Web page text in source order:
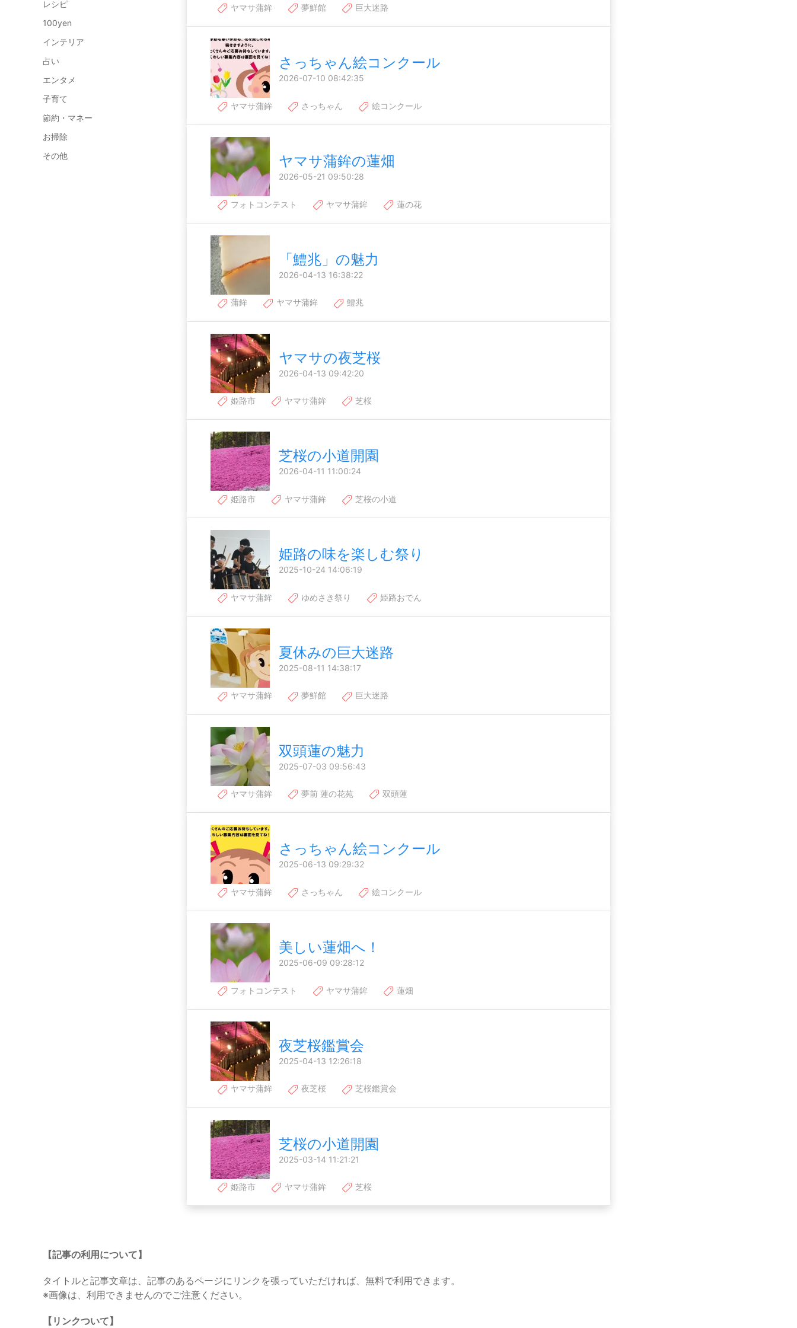
レシピ
100yen
インテリア
占い
エンタメ
子育て
節約・マネー
お掃除
その他
ヤマサ蒲鉾 夢鮮館 巨大迷路
さっちゃん絵コンクール
2026-07-10 08:42:35
ヤマサ蒲鉾 さっちゃん 絵コンクール
ヤマサ蒲鉾の蓮畑
2026-05-21 09:50:28
フォトコンテスト ヤマサ蒲鉾 蓮の花
「鱧兆」の魅力
2026-04-13 16:38:22
蒲鉾 ヤマサ蒲鉾 鱧兆
ヤマサの夜芝桜
2026-04-13 09:42:20
姫路市 ヤマサ蒲鉾 芝桜
芝桜の小道開園
2026-04-11 11:00:24
姫路市 ヤマサ蒲鉾 芝桜の小道
姫路の味を楽しむ祭り
2025-10-24 14:06:19
ヤマサ蒲鉾 ゆめさき祭り 姫路おでん
夏休みの巨大迷路
2025-08-11 14:38:17
ヤマサ蒲鉾 夢鮮館 巨大迷路
双頭蓮の魅力
2025-07-03 09:56:43
ヤマサ蒲鉾 夢前 蓮の花苑 双頭蓮
さっちゃん絵コンクール
2025-06-13 09:29:32
ヤマサ蒲鉾 さっちゃん 絵コンクール
美しい蓮畑へ！
2025-06-09 09:28:12
フォトコンテスト ヤマサ蒲鉾 蓮畑
夜芝桜鑑賞会
2025-04-13 12:26:18
ヤマサ蒲鉾 夜芝桜 芝桜鑑賞会
芝桜の小道開園
2025-03-14 11:21:21
姫路市 ヤマサ蒲鉾 芝桜
【記事の利用について】
タイトルと記事文章は、記事のあるページにリンクを張っていただければ、無料で利用できます。
※画像は、利用できませんのでご注意ください。
【リンクついて】